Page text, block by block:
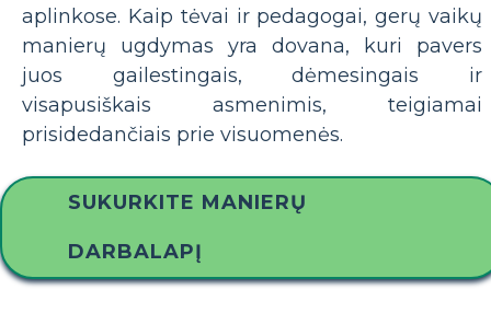
aplinkose. Kaip tėvai ir pedagogai, gerų vaikų
manierų ugdymas yra dovana, kuri pavers
juos gailestingais, dėmesingais ir
visapusiškais asmenimis, teigiamai
prisidedančiais prie visuomenės.
SUKURKITE MANIERŲ
DARBALAPĮ